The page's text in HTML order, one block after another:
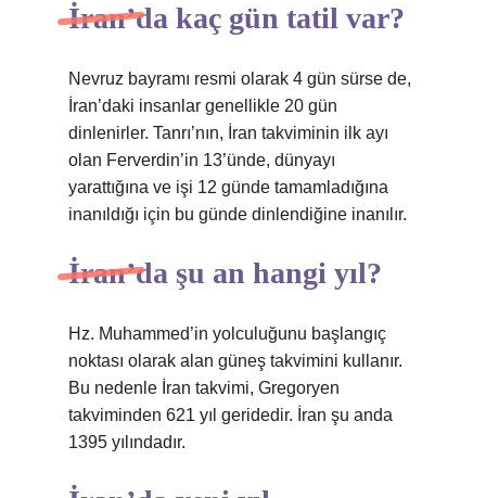
İran’da kaç gün tatil var?
Nevruz bayramı resmi olarak 4 gün sürse de,
İran’daki insanlar genellikle 20 gün
dinlenirler. Tanrı’nın, İran takviminin ilk ayı
olan Ferverdin’in 13’ünde, dünyayı
yarattığına ve işi 12 günde tamamladığına
inanıldığı için bu günde dinlendiğine inanılır.
İran’da şu an hangi yıl?
Hz. Muhammed’in yolculuğunu başlangıç ​​
noktası olarak alan güneş takvimini kullanır.
Bu nedenle İran takvimi, Gregoryen
takviminden 621 yıl geridedir. İran şu anda
1395 yılındadır.